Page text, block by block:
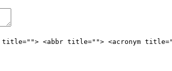
<abbr title=""> <acronym